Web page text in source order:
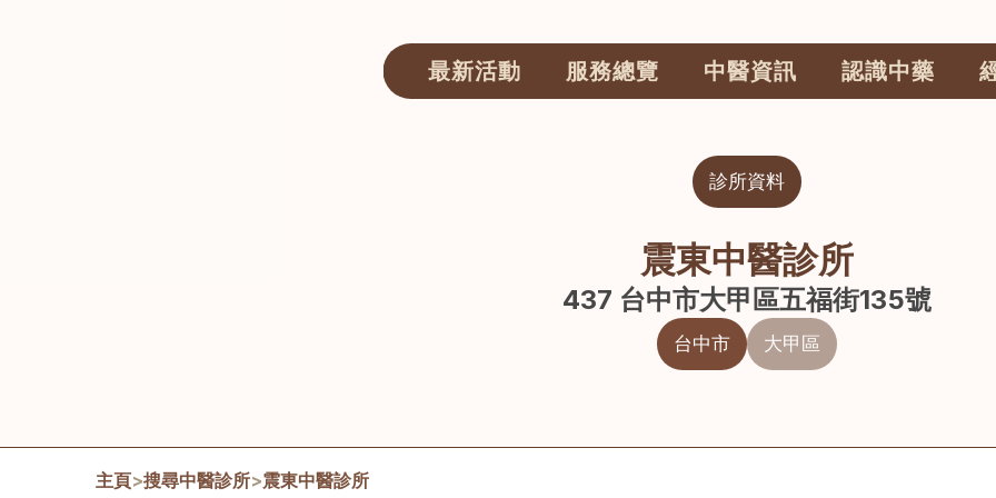
最新活動 服務總覽 中醫資訊 認識中藥
診所資料
震東中醫診所
437 台中市大甲區五福街135號
台中市 大甲區
主頁>搜尋中醫診所>震東中醫診所